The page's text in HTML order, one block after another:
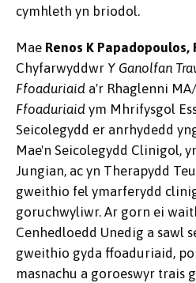
cymhleth yn briodol.
Mae Renos K Papadopoulos,
Chyfarwyddwr Y Ganolfan
Ffoaduriaid a'r Rhaglenni
Ffoaduriaid ym Mhrifysgol
Seicolegydd er anrhydedd
Mae'n Seicolegydd Clinigol,
Jungian, ac yn Therapydd
gweithio fel ymarferydd
goruchwyliwr. Ar gorn ei
Cenhedloedd Unedig a sawl
gweithio gyda ffoaduriaid,
masnachu a goroeswyr trais